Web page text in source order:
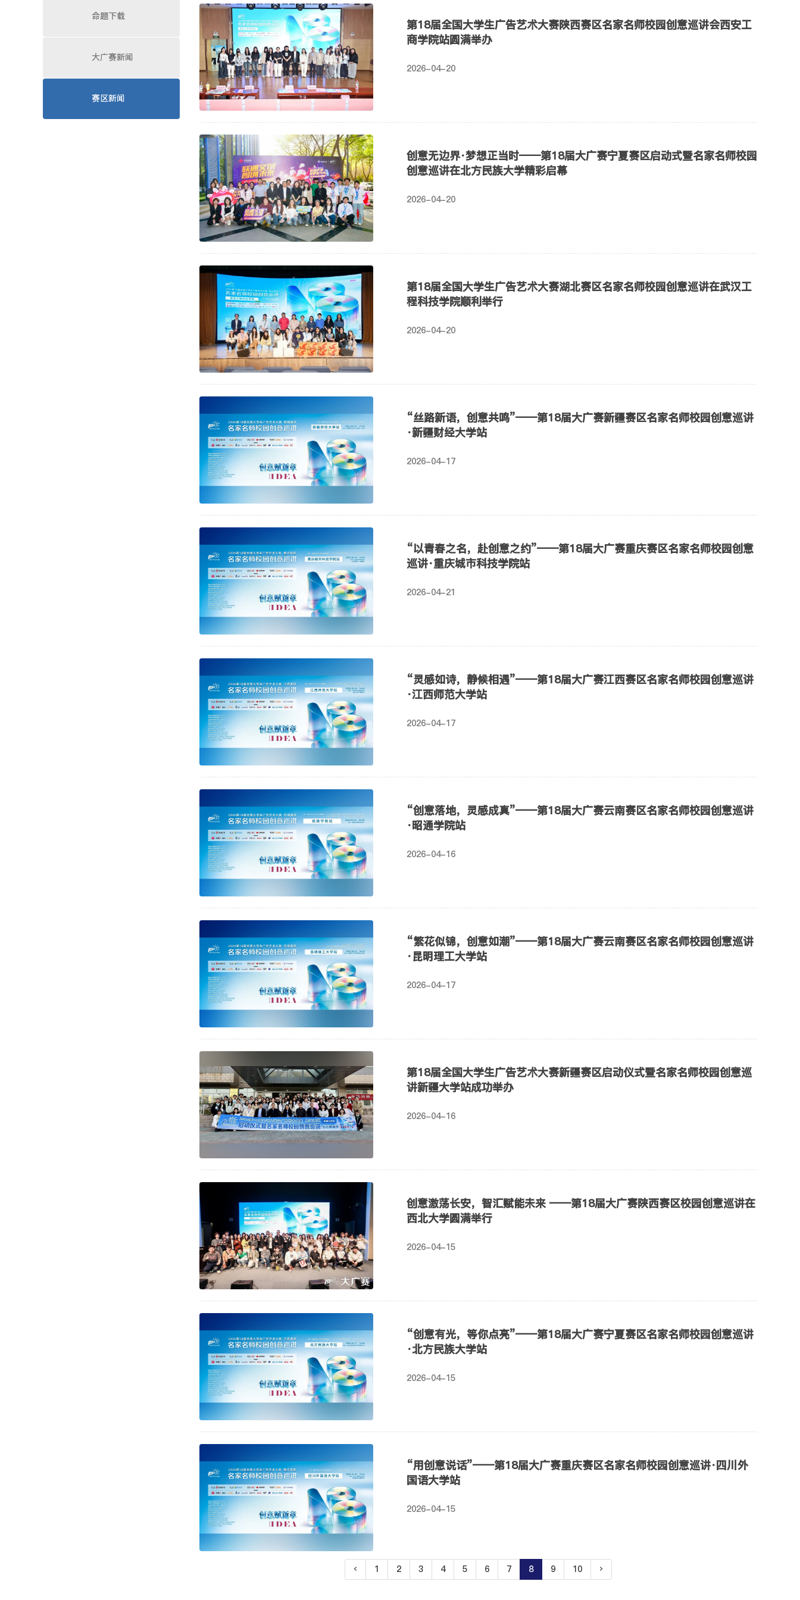
命题下载
大广赛新闻
赛区新闻
第18届全国大学生广告艺术大赛陕西赛区名家名师校园创意巡讲会西安工
商学院站圆满举办
2026-04-20
创意无边界·梦想正当时——第18届大广赛宁夏赛区启动式暨名家名师校园
创意巡讲在北方民族大学精彩启幕
2026-04-20
第18届全国大学生广告艺术大赛湖北赛区名家名师校园创意巡讲在武汉工
程科技学院顺利举行
2026-04-20
“丝路新语，创意共鸣”——第18届大广赛新疆赛区名家名师校园创意巡讲
·新疆财经大学站
2026-04-17
“以青春之名，赴创意之约”——第18届大广赛重庆赛区名家名师校园创意
巡讲·重庆城市科技学院站
2026-04-21
“灵感如诗，静候相遇”——第18届大广赛江西赛区名家名师校园创意巡讲
·江西师范大学站
2026-04-17
“创意落地，灵感成真”——第18届大广赛云南赛区名家名师校园创意巡讲
·昭通学院站
2026-04-16
“繁花似锦，创意如潮”——第18届大广赛云南赛区名家名师校园创意巡讲
·昆明理工大学站
2026-04-17
第18届全国大学生广告艺术大赛新疆赛区启动仪式暨名家名师校园创意巡
讲新疆大学站成功举办
2026-04-16
创意激荡长安，智汇赋能未来 ——第18届大广赛陕西赛区校园创意巡讲在
西北大学圆满举行
2026-04-15
“创意有光，等你点亮”——第18届大广赛宁夏赛区名家名师校园创意巡讲
·北方民族大学站
2026-04-15
“用创意说话”——第18届大广赛重庆赛区名家名师校园创意巡讲·四川外
国语大学站
2026-04-15
‹ 1 2 3 4 5 6 7 8 9 10 ›